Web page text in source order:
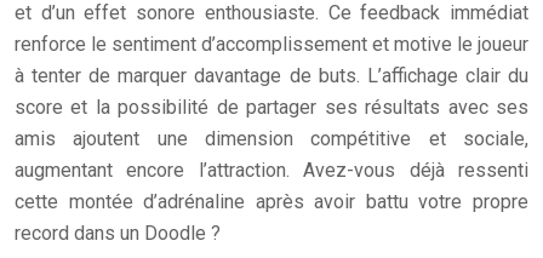
et d’un effet sonore enthousiaste. Ce feedback immédiat
renforce le sentiment d’accomplissement et motive le joueur
à tenter de marquer davantage de buts. L’affichage clair du
score et la possibilité de partager ses résultats avec ses
amis ajoutent une dimension compétitive et sociale,
augmentant encore l’attraction. Avez-vous déjà ressenti
cette montée d’adrénaline après avoir battu votre propre
record dans un Doodle ?